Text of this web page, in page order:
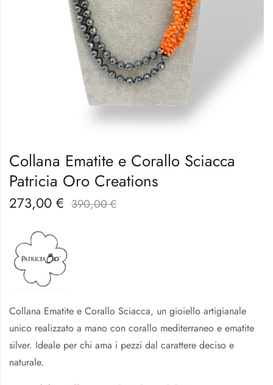
Collana Ematite e Corallo Sciacca
Patricia Oro Creations
273,00 € 390,00€
Collana Ematite e Corallo Sciacca, un gioiello artigianale
unico realizzato a mano con corallo mediterraneo e ematite
silver. Ideale per chi ama i pezzi dal carattere deciso e
naturale.